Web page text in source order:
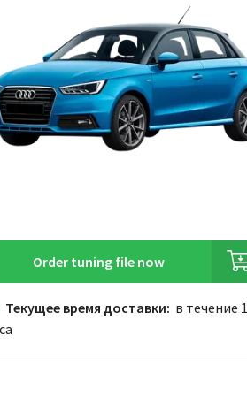
Order tuning file now
Текущее время доставки: в течение 1